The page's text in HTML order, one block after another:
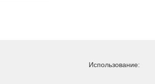
Использование: